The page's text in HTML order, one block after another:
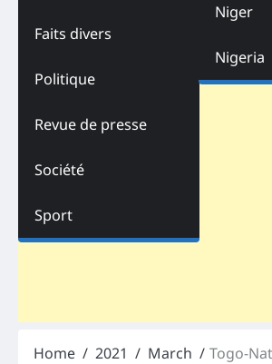
Faits divers
Politique
Revue de presse
Société
Sport
Niger
Nigeria
Home 2021 March Togo-